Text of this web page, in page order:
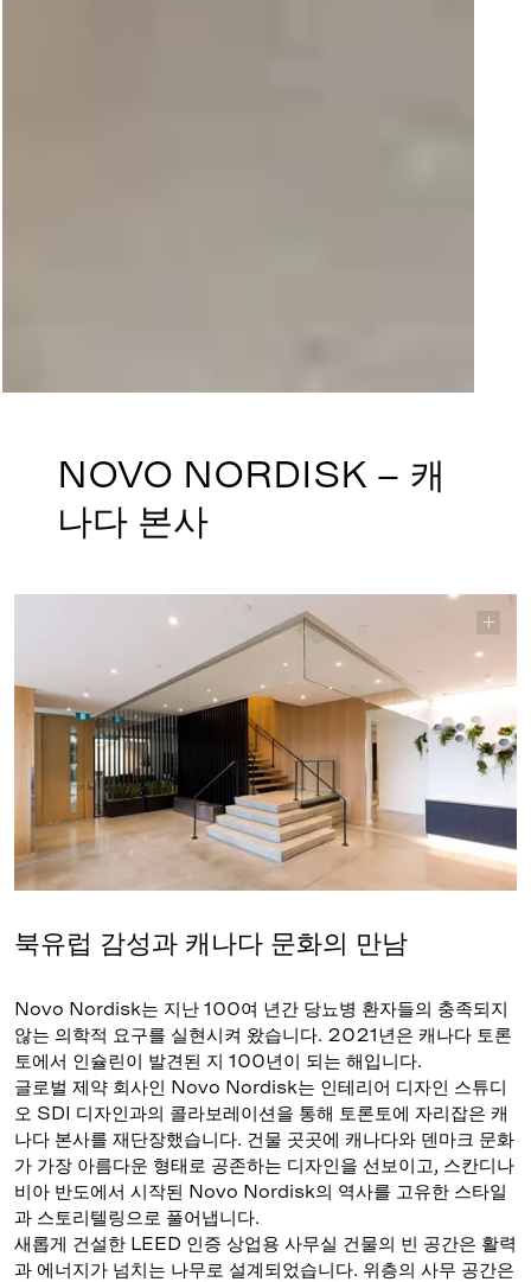
NOVO NORDISK – 캐
나다 본사
북유럽 감성과 캐나다 문화의 만남
Novo Nordisk는 지난 100여 년간 당뇨병 환자들의 충족되지
않는 의학적 요구를 실현시켜 왔습니다. 2021년은 캐나다 토론
토에서 인슐린이 발견된 지 100년이 되는 해입니다.
글로벌 제약 회사인 Novo Nordisk는 인테리어 디자인 스튜디
오 SDI 디자인과의 콜라보레이션을 통해 토론토에 자리잡은 캐
나다 본사를 재단장했습니다. 건물 곳곳에 캐나다와 덴마크 문화
가 가장 아름다운 형태로 공존하는 디자인을 선보이고, 스칸디나
비아 반도에서 시작된 Novo Nordisk의 역사를 고유한 스타일
과 스토리텔링으로 풀어냅니다.
새롭게 건설한 LEED 인증 상업용 사무실 건물의 빈 공간은 활력
과 에너지가 넘치는 나무로 설계되었습니다. 위층의 사무 공간은